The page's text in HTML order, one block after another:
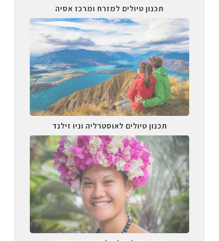
תכנון טיולים למזרח ומרכז אסיה
תכנון טיולים לאוסטרליה וניו זילנד